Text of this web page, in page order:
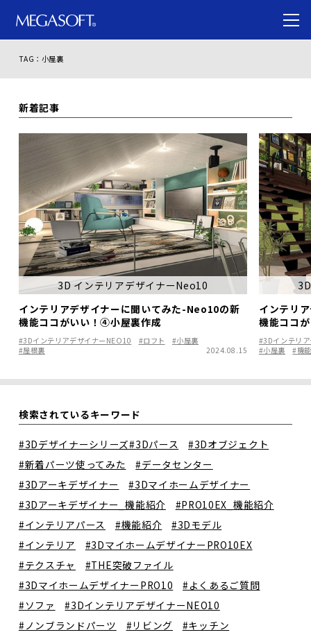
TAG：小屋裏
新着記事
3D インテリアデザイナーNeo10
インテリアデザイナーに聞いてみた-Neo10の新
機能ココがいい！④小屋裏作成
#3DインテリアデザイナーNEO10 #ロフト
#小屋裏
#屋根裏
2024.08.15
インテリ
機能ココ
#3Dインテリ
#小屋裏
#機
検索されているキーワード
#3Dデザイナーシリーズ#3Dパース
#3Dオブジェクト
#新着パーツ使ってみた
#データセンター
#3Dアーキデザイナー
#3Dマイホームデザイナー
#3Dアーキデザイナー_機能紹介
#PRO10EX_機能紹介
#インテリアパース
#機能紹介
#3Dモデル
#インテリア
#3DマイホームデザイナーPRO10EX
#テクスチャ
#THE突破ファイル
#3DマイホームデザイナーPRO10
#よくあるご質問
#ソファ
#3DインテリアデザイナーNEO10
#ノンブランドパーツ
#リビング
#キッチン